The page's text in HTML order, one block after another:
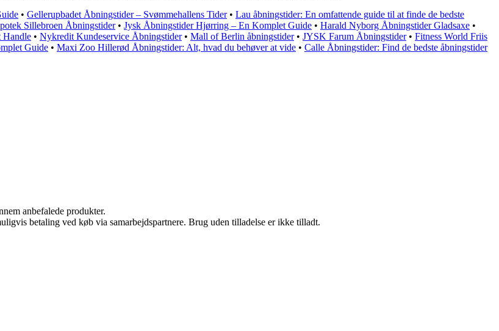
• Gellerupbadet Åbningstider – Svømmehallens Tider• Lau åbningstider: En omfattende guide til at finde de bedste
Sillebroen Åbningstider• Jysk Åbningstider Hjørring – En Komplet Guide • Harald Nyborg Åbningstider Gladsaxe •
Handle • Nykredit Kundeservice Åbningstider• Mall of Berlin åbningstider• JYSK Farum Åbningstider• Fitness World Friis
Guide • Maxi Zoo Hillerød Åbningstider: Alt, hvad du behøver at vide • Calle Åbningstider: Find de bedste åbningstider
anbefalede produkter.
betaling ved køb via samarbejdspartnere. Brug uden tilladelse er ikke tilladt.